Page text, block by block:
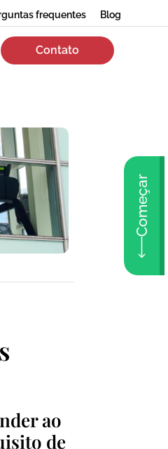
frequentes Blog
Contato
Começar
ao
de